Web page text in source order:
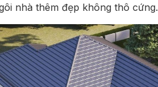
nhà thêm đẹp không thô cứng.